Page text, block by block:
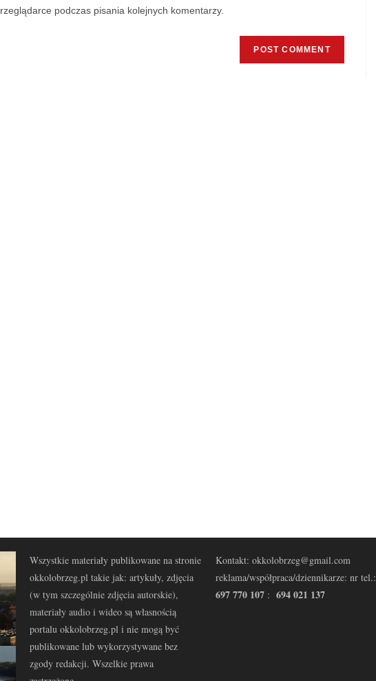
podczas pisania kolejnych komentarzy.
Wszystkie materiały publikowane na stronie
okkolobrzeg.pl takie jak: artykuły, zdjęcia
(w tym szczególnie zdjęcia autorskie),
materiały audio i wideo są własnością
portalu okkolobrzeg.pl i nie mogą być
publikowane lub wykorzystywane bez
zgody redakcji. Wszelkie prawa
Kontakt: okkolobrzeg@gmail.com
reklama/współpraca/dziennikarze: nr tel.:
697 770 107 : 694 021 137